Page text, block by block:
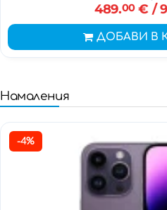
489.00€ /
ДОБАВИ В
Намаления
-4%